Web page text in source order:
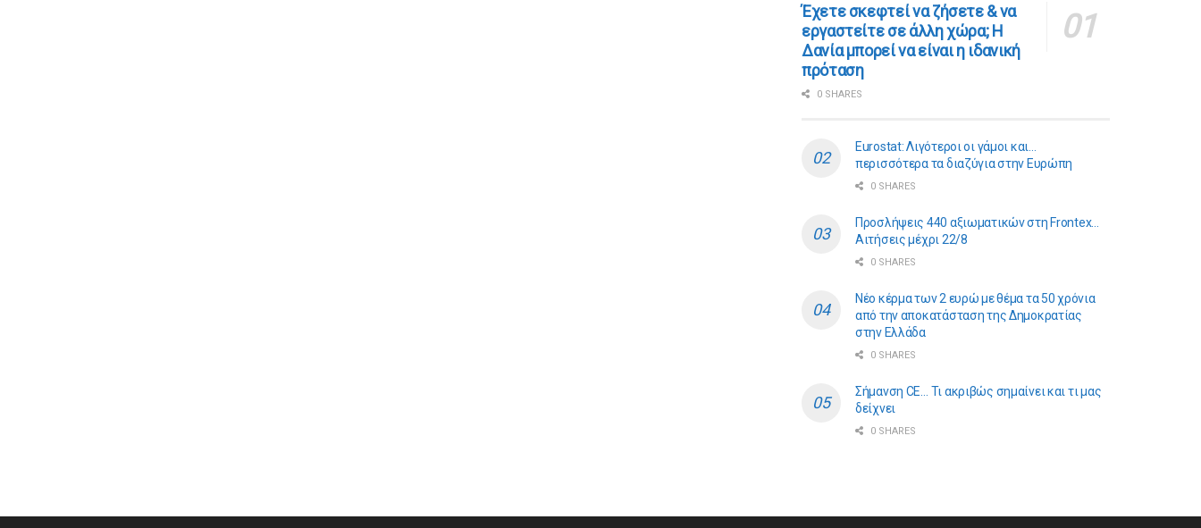
​​Έχετε σκεφτεί να ζήσετε & να
εργαστείτε σε άλλη χώρα; Η
Δανία μπορεί να είναι η ιδανική
πρόταση
0 SHARES
Eurostat: Λιγότεροι οι γάμοι και…
περισσότερα τα διαζύγια στην Ευρώπη
0 SHARES
Προσλήψεις 440 αξιωματικών στη Frontex…
Αιτήσεις μέχρι 22/8
0 SHARES
Νέο κέρμα των 2 ευρώ με θέμα τα 50 χρόνια
από την αποκατάσταση της Δημοκρατίας
στην Ελλάδα
0 SHARES
Σήμανση CE… Τι ακριβώς σημαίνει και τι μας
δείχνει
0 SHARES